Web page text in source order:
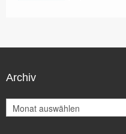
Archiv
r